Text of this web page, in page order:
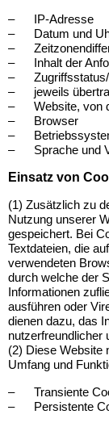
–
IP-Adresse
–
Datum und
–
–
Inhalt der
–
– jeweils
– Website, von
–
Browser
–
– Sprache und
Einsatz von
(1) Zusätzlich zu
Nutzung unserer
gespeichert. Bei
Textdateien, die
verwendeten
durch welche der
Informationen
ausführen oder
dienen dazu, das
nutzerfreundlicher
(2) Diese Website
Umfang und
– Transiente
–
Persistente